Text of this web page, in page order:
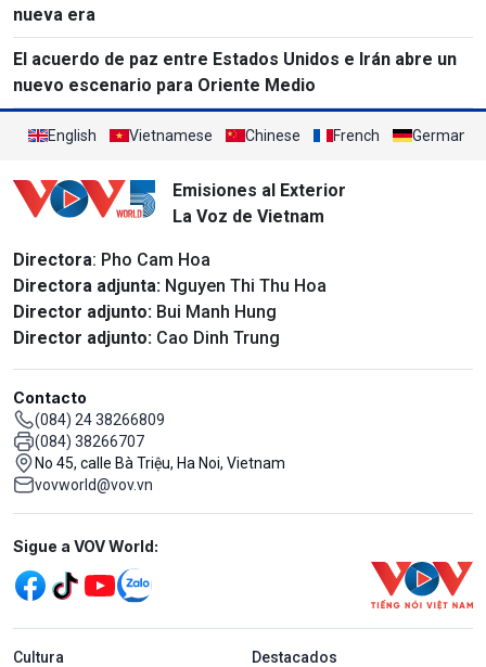
nueva era
El acuerdo de paz entre Estados Unidos e Irán abre un
nuevo escenario para Oriente Medio
English Vietnamese Chinese French German
Emisiones al Exterior
La Voz de Vietnam
Directora: Pho Cam Hoa
Directora adjunta: Nguyen Thi Thu Hoa
Director adjunto: Bui Manh Hung
Director adjunto: Cao Dinh Trung
Contacto
(084) 24 38266809
(084) 38266707
No 45, calle Bà Triệu, Ha Noi, Vietnam
vovworld@vov.vn
Mạng xã hội
Sigue a VOV World:
menu footer tiếng Tây ban nha
Cultura Destacados